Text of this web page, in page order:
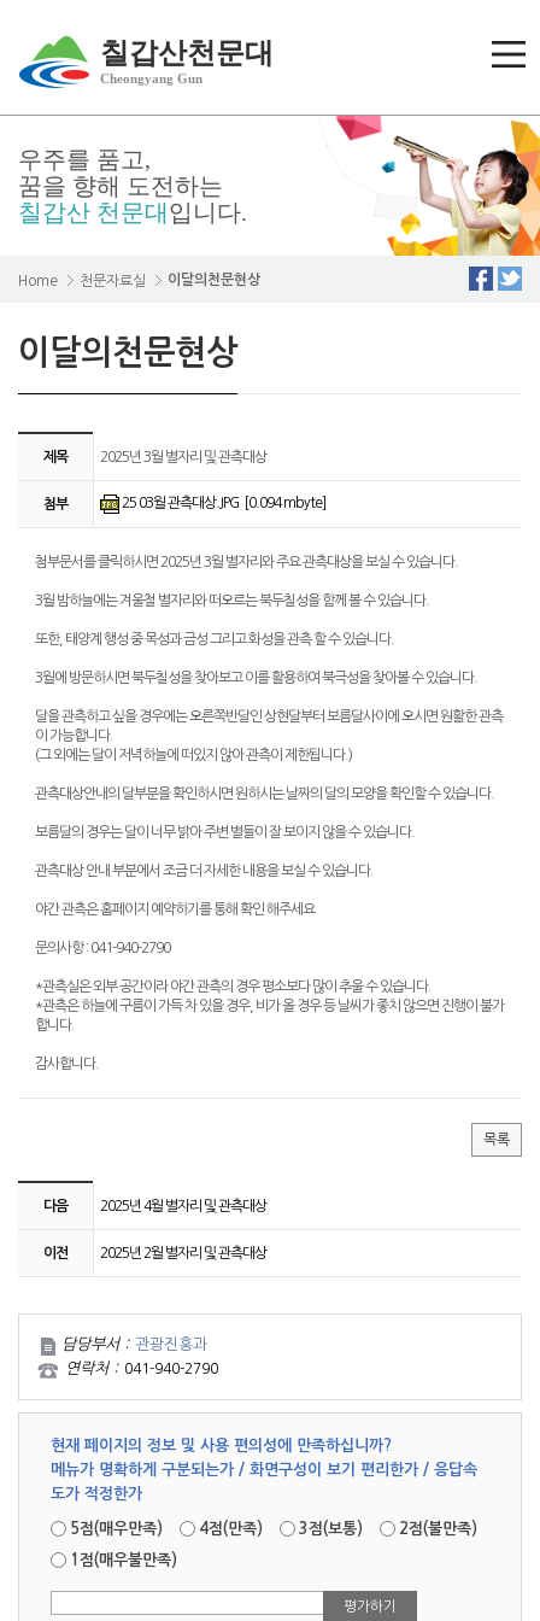
칠갑산천문대
Cheongyang Gun
우주를 품고,
꿈을 향해 도전하는
칠갑산 천문대 입니다.
이달의천문현상
Home 천문자료실 이달의천문현상
제목 2025년 3월 별자리 및 관측대상
첨부 25 03월 관측대상.JPG [0.094 mbyte]
첨부문서를 클릭하시면 2025년 3월 별자리와 주요 관측대상을 보실 수 있습니다.
3월 밤하늘에는 겨울철 별자리와 떠오르는 북두칠성을 함께 볼 수 있습니다.
또한, 태양계 행성 중 목성과 금성 그리고 화성을 관측 할 수 있습니다.
3월에 방문하시면 북두칠성을 찾아보고 이를 활용하여 북극성을 찾아볼 수 있습니다.
달을 관측하고 싶을 경우에는 오른쪽반달인 상현달부터 보름달사이에 오시면 원활한 관측
이 가능합니다.
(그 외에는 달이 저녁하늘에 떠있지 않아 관측이 제한됩니다.)
관측대상안내의 달부분을 확인하시면 원하시는 날짜의 달의 모양을 확인할 수 있습니다.
보름달의 경우는 달이 너무 밝아 주변 별들이 잘 보이지 않을 수 있습니다.
관측대상 안내 부분에서 조금 더 자세한 내용을 보실 수 있습니다.
야간 관측은 홈페이지 예약하기를 통해 확인 해주세요
문의사항 : 041-940-2790
*관측실은 외부 공간이라 야간 관측의 경우 평소보다 많이 추울 수 있습니다.
*관측은 하늘에 구름이 가득 차 있을 경우, 비가 올 경우 등 날씨가 좋치 않으면 진행이 불가
합니다.
감사합니다.
목록
다음 2025년 4월 별자리 및 관측대상
이전 2025년 2월 별자리 및 관측대상
담당부서 : 관광진흥과
연락처 : 041-940-2790
현재 페이지의 정보 및 사용 편의성에 만족하십니까?
메뉴가 명확하게 구분되는가 / 화면구성이 보기 편리한가 / 응답속
도가 적정한가
5점(매우만족) 4점(만족) 3점(보통)
2점(불만족)
1점(매우불만족)